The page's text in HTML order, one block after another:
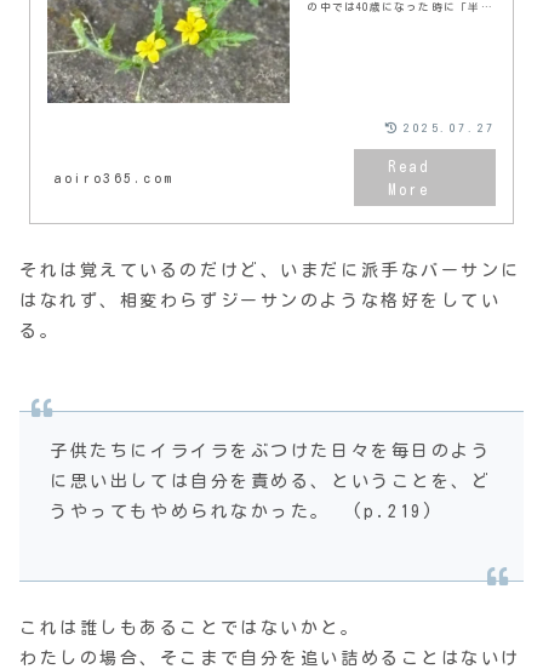
の中では40歳になった時に「半分
aoiro365.com
2025.07.27
それは覚えているのだけど、いまだに派手なバーサンに
はなれず、相変わらずジーサンのような格好をしてい
る。
子供たちにイライラをぶつけた日々を毎日のよう
に思い出しては自分を責める、ということを、ど
うやってもやめられなかった。 (p.219)
これは誰しもあることではないかと。
わたしの場合、そこまで自分を追い詰めることはないけ